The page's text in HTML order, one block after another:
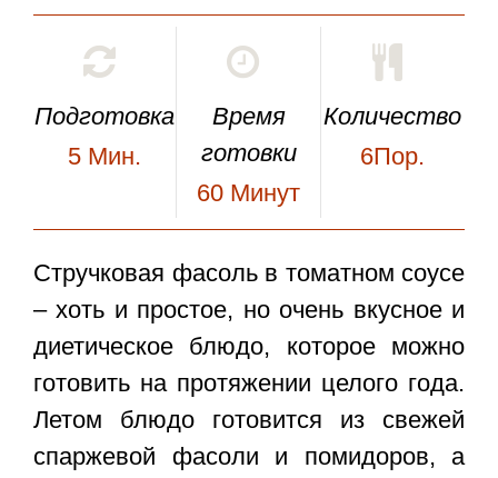
Подготовка
5 Мин.
Время
готовки
60 Минут
Количество
6Пор.
Стручковая фасоль в томатном соусе
– хоть и простое, но очень вкусное и
диетическое блюдо, которое можно
готовить на протяжении целого года.
Летом блюдо готовится из свежей
спаржевой фасоли и помидоров, а